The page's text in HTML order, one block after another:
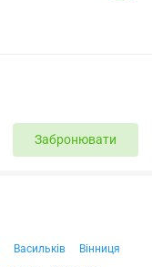
Забронювати
Васильків
Вінниця